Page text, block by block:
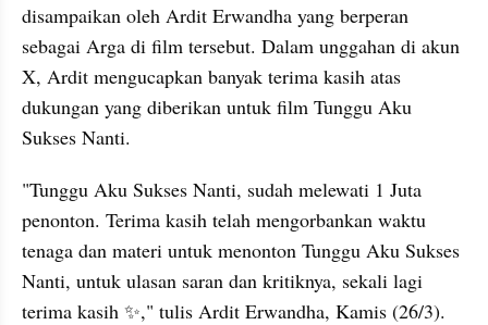
disampaikan oleh Ardit Erwandha yang berperan
sebagai Arga di film tersebut. Dalam unggahan di akun
X, Ardit mengucapkan banyak terima kasih atas
dukungan yang diberikan untuk film Tunggu Aku
Sukses Nanti.
"Tunggu Aku Sukses Nanti, sudah melewati 1 Juta
penonton. Terima kasih telah mengorbankan waktu
tenaga dan materi untuk menonton Tunggu Aku Sukses
Nanti, untuk ulasan saran dan kritiknya, sekali lagi
terima kasih ✨," tulis Ardit Erwandha, Kamis (26/3).